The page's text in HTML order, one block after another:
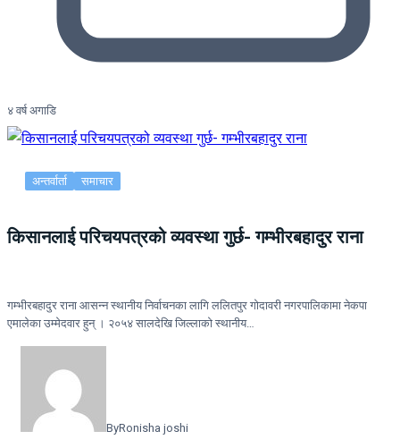
४ वर्ष अगाडि
अन्तर्वार्ता समाचार
किसानलाई परिचयपत्रको व्यवस्था गुर्छ- गम्भीरबहादुर राना
गम्भीरबहादुर राना आसन्न स्थानीय निर्वाचनका लागि ललितपुर गोदावरी नगरपालिकामा नेकपा
एमालेका उम्मेदवार हुन् । २०५४ सालदेखि जिल्लाको स्थानीय…
ByRonisha joshi